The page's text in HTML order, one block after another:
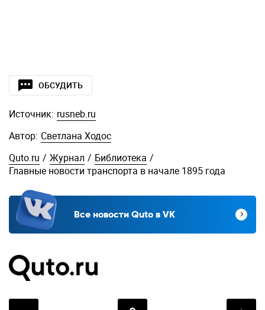
ОБСУДИТЬ
Источник: rusneb.ru
Автор: Светлана Ходос
Quto.ru / Журнал / Библиотека /
Главные новости транспорта в начале 1895 года
Все новости Quto в VK